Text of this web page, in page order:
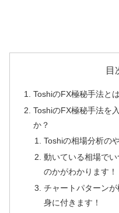
目
ToshiのFX極秘手法と
ToshiのFX極秘手法を
か？
Toshiの相場分析の
動いている相場で
のかがわかります！
チャートパターン
身に付きます！